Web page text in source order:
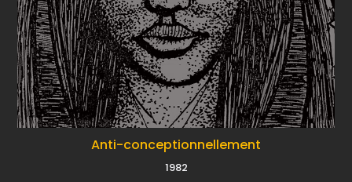
Anti-conceptionnellement
1982